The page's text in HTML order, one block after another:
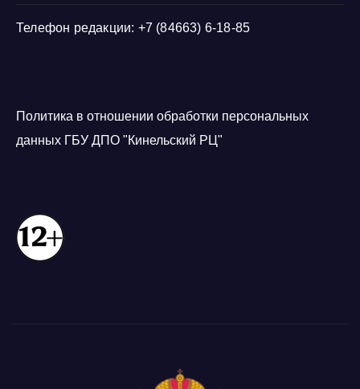
Телефон редакции: +7 (84663) 6-18-85
Политика в отношении обработки персональных
данных ГБУ ДПО "Кинельский РЦ"